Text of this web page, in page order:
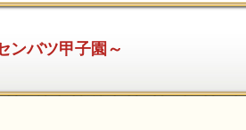
バツ甲子園～